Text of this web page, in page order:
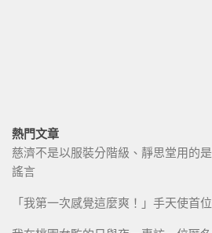
熱門文章
慈濟不是以服裝分階級、靜思堂用的
謠言
「我第一次感覺這麼爽！」手天使首